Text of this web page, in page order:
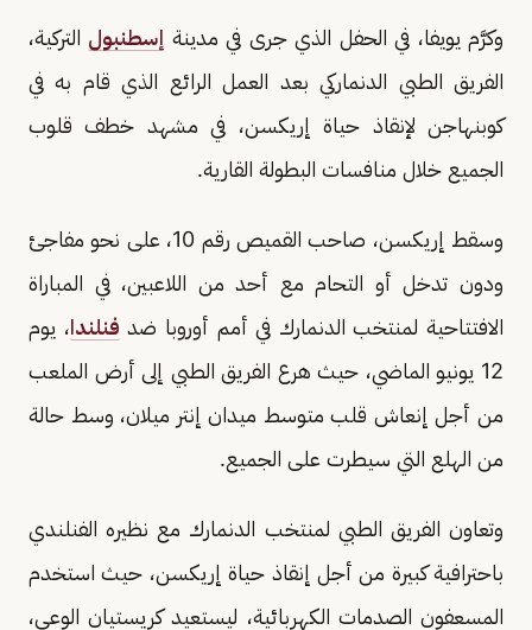
وكرَّم يويفا، في الحفل الذي جرى في مدينة إسطنبول التركية،
الفريق الطبي الدنماركي بعد العمل الرائع الذي قام به في
كوبنهاجن لإنقاذ حياة إريكسن، في مشهد خطف قلوب
الجميع خلال منافسات البطولة القارية.
وسقط إريكسن، صاحب القميص رقم 10، على نحو مفاجئ
ودون تدخل أو التحام مع أحد من اللاعبين، في المباراة
الافتتاحية لمنتخب الدنمارك في أمم أوروبا ضد فنلندا، يوم
12 يونيو الماضي، حيث هرع الفريق الطبي إلى أرض الملعب
من أجل إنعاش قلب متوسط ميدان إنتر ميلان، وسط حالة
من الهلع التي سيطرت على الجميع.
وتعاون الفريق الطبي لمنتخب الدنمارك مع نظيره الفنلندي
باحترافية كبيرة من أجل إنقاذ حياة إريكسن، حيث استخدم
المسعفون الصدمات الكهربائية، ليستعيد كريستيان الوعي،